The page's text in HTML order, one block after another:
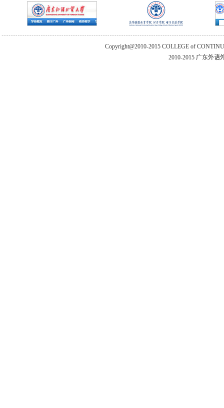
Copyright@2010-2015 COLLEGE of
2010-2015 广东外语